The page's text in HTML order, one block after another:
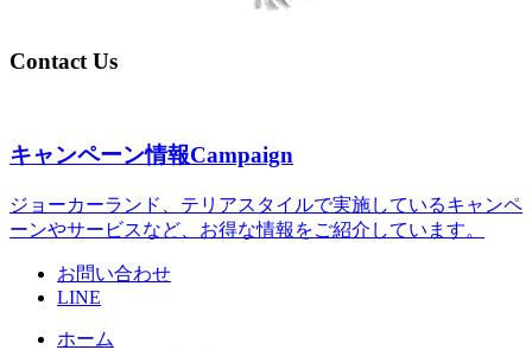
Contact Us
キャンペーン情報Campaign
ジョーカーランド、テリアスタイルで実施しているキャンペ
ーンやサービスなど、お得な情報をご紹介しています。
お問い合わせ
LINE
ホーム